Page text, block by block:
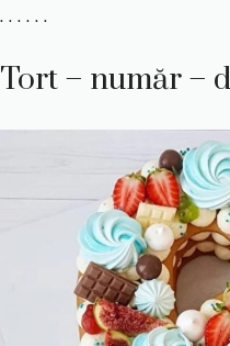
. . . . . .
Tort – număr –